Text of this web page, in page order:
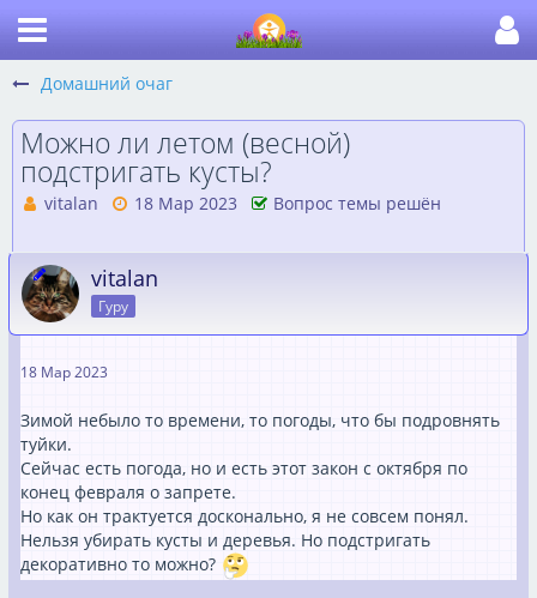
Домашний очаг
Можно ли летом (весной)
подстригать кусты?
vitalan 18 Мар 2023 Вопрос темы решён
vitalan
Гуру
18 Мар 2023
Зимой небыло то времени, то погоды, что бы подровнять
туйки.
Сейчас есть погода, но и есть этот закон с октября по
конец февраля о запрете.
Но как он трактуется досконально, я не совсем понял.
Нельзя убирать кусты и деревья. Но подстригать
декоративно то можно?